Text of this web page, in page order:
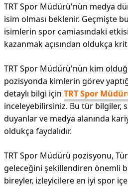
TRT Spor Müdürü'nün medya
isim olması beklenir. Geçmişte
isimlerin spor camiasındaki
kazanmak açısından oldukça
TRT Spor Müdürü'nün kim
pozisyonda kimlerin görev
detaylı bilgi için TRT Spor
inceleyebilirsiniz. Bu tür bilgiler,
duyanlar ve medya alanında
oldukça faydalıdır.
TRT Spor Müdürü pozisyonu,
geleceğini şekillendiren önemli
bireyler, izleyicilere en iyi spor